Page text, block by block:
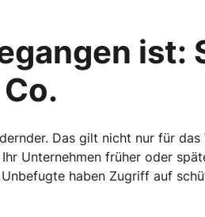
ist:
Das gilt nicht nur für
Unternehmen früher oder
haben Zugriff auf